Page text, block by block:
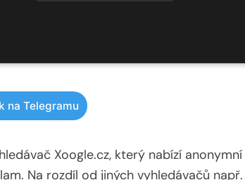
na Telegramu
Xoogle.cz, který nabízí anonymní
Na rozdíl od jiných vyhledávačů např.